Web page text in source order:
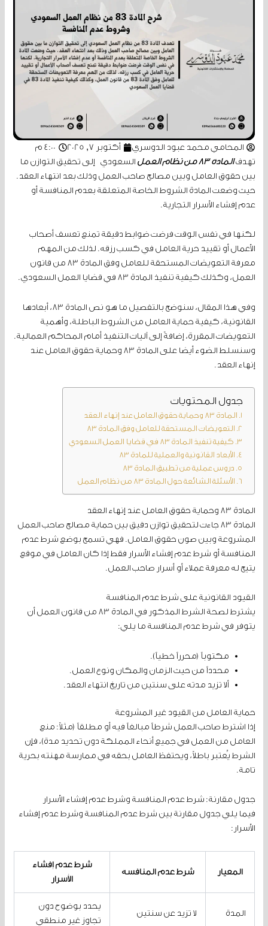
المحامي محمد عبود الدوسري أكتوبر 7, 2025
4:00 م
تهدفالمادة 83 من نظام العمل
السعودي إلى تحقيق التوازن ما
بين حقوق العامل وبين مصالح صاحب العمل وذلك بعد انتهاء العقد.
حيث وضعت المادة الشروط الخاصة المتعلقة بعدم المنافسة أو
عدم إفشاء الأسرار التجارية.
لكنها في نفس الوقت فرضت ضوابط دقيقة تمنع تعسف أصحاب
الأعمال أو تقييد حرية العامل في كسب رزقه. لذلك من المهم
معرفة التعويضات المستحقة للعامل وفق المادة 83 من قانون
العمل، وكذلك كيفية تنفيذ المادة 83 في قضايا العمل السعودي.
وفي هذا المقال، سنوضح بالتفصيل ما هو نص المادة 83، أبعادها
القانونية، كيفية حماية العامل من الشروط الباطلة، وأهمية
التعويضات المقررة، إضافةً إلى آليات التنفيذ أمام المحاكم العمالية.
وسنسلط الضوء أيضا على المادة 83 وحماية حقوق العامل عند
إنهاء العقد.
جدول المحتويات
المادة 83 وحماية حقوق العامل عند إنهاء العقد
التعويضات المستحقة للعامل وفق المادة 83
كيفية تنفيذ المادة 83 في قضايا العمل السعودي
الأبعاد القانونية والعملية للمادة 83
دروس عملية من تطبيق المادة 83
الأسئلة الشائعة حول المادة 83 من نظام العمل
المادة 83 وحماية حقوق العامل عند إنهاء العقد
المادة 83 جاءت لتحقيق توازن دقيق بين حماية مصالح صاحب العمل
المشروعة وبين صون حقوق العامل. فهي تسمح بوضع شرط عدم
المنافسة أو شرط عدم إفشاء الأسرار فقط إذا كان العامل في موقع
يتيح له معرفة عملاء أو أسرار صاحب العمل.
القيود القانونية على شرط عدم المنافسة
يشترط لصحة الشرط المذكور في المادة 83 من قانون العمل أن
يتوفر في شرط عدم المنافسة ما يلي:
مكتوباً (محرراً خطياً).
محدداً من حيث الزمان والمكان ونوع العمل.
ألا تزيد مدته على سنتين من تاريخ انتهاء العقد.
حماية العامل من القيود غير المشروعة
إذا اشترط صاحب العمل شرطاً مبالغاً فيه أو مطلقاً (مثلاً: منع
العامل من العمل في جميع أنحاء المملكة دون تحديد مدة)، فإن
الشرط يُعتبر باطلاً، ويحتفظ العامل بحقه في ممارسة مهنته بحرية
تامة.
جدول مقارنة: شرط عدم المنافسة وشرط عدم إفشاء الأسرار
فيما يلي جدول مقارنة بين شرط عدم المنافسة وشرط عدم إفشاء
الأسرار:
المعيار شرط عدم المنافسة
شرط عدم إفشاء
الأسرار
المدة لا تزيد عن سنتين
يحدد بوضوح دون
تجاوز غير منطقي